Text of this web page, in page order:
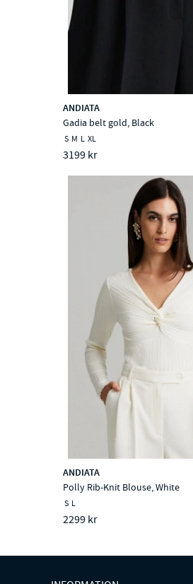
ANDIATA
Gadia belt gold, Black
S M L XL
3199 kr
ANDIATA
Polly Rib-Knit Blouse, White
S L
2299 kr